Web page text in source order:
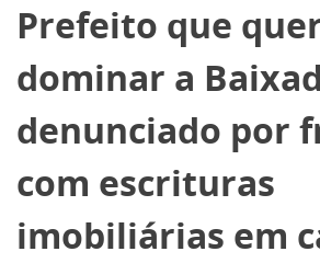
Geral
Cidades
Política
Opinião
Informe especial
por:
Prefeito que
dominar a
denunciado por
com escrituras
imobiliárias em